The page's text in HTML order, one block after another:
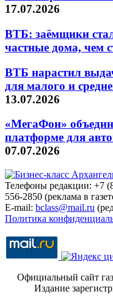
17.07.2026
ВТБ: заёмщики
частные дома, чем
ВТБ нарастил
для малого и
13.07.2026
«МегаФон»
платформе для
07.07.2026
Телефоны редакции: +7
556-2850 (реклама в
E-mail: bclass@mail.ru
Политика
Официальный сайт
Издание